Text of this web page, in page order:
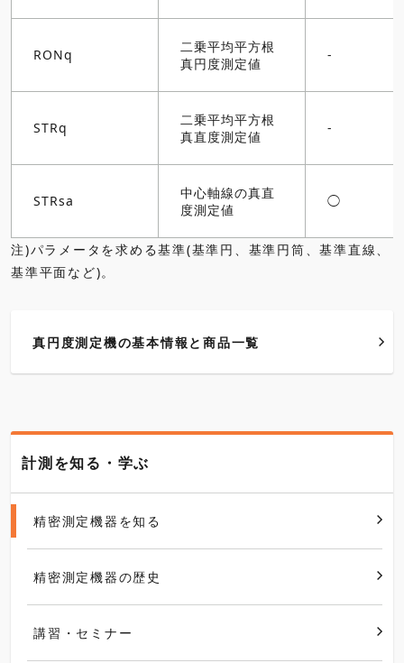
RONq
二乗平均平方根
真円度測定値
-
STRq
二乗平均平方根
真直度測定値
-
STRsa
中心軸線の真直
度測定値
◯
注)パラメータを求める基準(基準円、基準円筒、基準直線、
基準平面など)。
真円度測定機の基本情報と商品一覧
計測を知る・学ぶ
精密測定機器を知る
精密測定機器の歴史
講習・セミナー